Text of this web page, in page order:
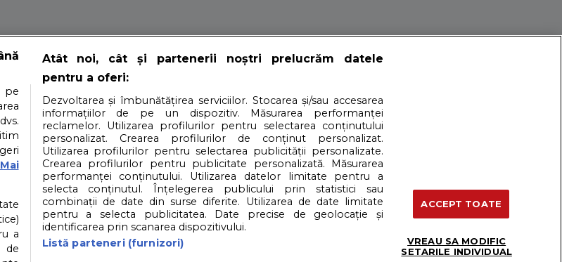
proaspetele mamici. Nu
te-ai fi gandit la ele.
Partener: Depositphotos.com Partener: Dreamstime
cu caracter personal Politica cookies
pe
Mai
a
de
Atât noi, cât și partenerii noștri prelucrăm datele
pentru a oferi:
Dezvoltarea și îmbunătățirea serviciilor. Stocarea și/sau accesarea
informațiilor de pe un dispozitiv. Măsurarea performanței
reclamelor. Utilizarea profilurilor pentru selectarea conținutului
personalizat. Crearea profilurilor de conținut personalizat.
Utilizarea profilurilor pentru selectarea publicității personalizate.
Crearea profilurilor pentru publicitate personalizată. Măsurarea
performanței conținutului. Utilizarea datelor limitate pentru a
selecta conținutul. Înțelegerea publicului prin statistici sau
combinații de date din surse diferite. Utilizarea de date limitate
pentru a selecta publicitatea. Date precise de geolocație și
identificarea prin scanarea dispozitivului.
Listă parteneri (furnizori)
ACCEPT TOATE
VREAU SA MODIFIC
SETARILE INDIVIDUAL